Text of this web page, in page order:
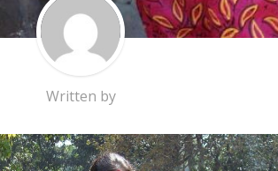
Written by